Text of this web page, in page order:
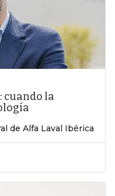
cuando la
de Alfa Laval Ibérica